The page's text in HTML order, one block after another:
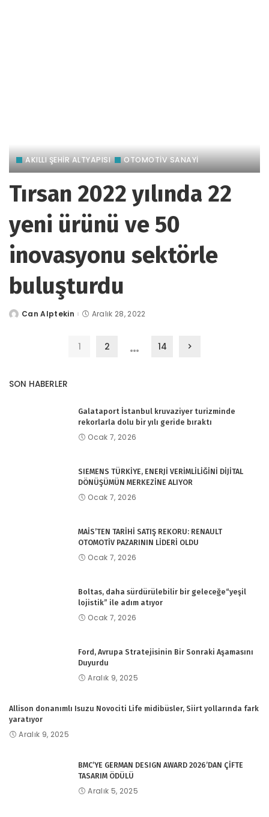
AKILLI ŞEHİR ALTYAPISI OTOMOTIV SANAYI
Tırsan 2022 yılında 22
yeni ürünü ve 50
inovasyonu sektörle
buluşturdu
tarafından
Can Alptekin Aralık 28, 2022
1 2 … 14
SON HABERLER
Galataport İstanbul kruvaziyer turizminde
rekorlarla dolu bir yılı geride bıraktı
Ocak 7, 2026
SIEMENS TÜRKİYE, ENERJİ VERİMLİLİĞİNİ DİJİTAL
DÖNÜŞÜMÜN MERKEZİNE ALIYOR
Ocak 7, 2026
MAİS’TEN TARİHİ SATIŞ REKORU: RENAULT
OTOMOTİV PAZARININ LİDERİ OLDU
Ocak 7, 2026
Boltas, daha sürdürülebilir bir geleceğe“yeşil
lojistik” ile adım atıyor
Ocak 7, 2026
Ford, Avrupa Stratejisinin Bir Sonraki Aşamasını
Duyurdu
Aralık 9, 2025
Allison donanımlı Isuzu Novociti Life midibüsler, Siirt yollarında fark
yaratıyor
Aralık 9, 2025
BMC’YE GERMAN DESIGN AWARD 2026’DAN ÇİFTE
TASARIM ÖDÜLÜ
Aralık 5, 2025